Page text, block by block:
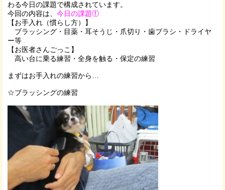
わる今日の課題で構成されています。
今回の内容は、 今日の課題①
【お手入れ（慣らし方）】
ブラッシング・目薬・耳そうじ・爪切り・歯ブラシ・ドライヤ
ー等
【お医者さんごっこ】
高い台に乗る練習・全身を触る・保定の練習
まずはお手入れの練習から…
☆ブラッシングの練習